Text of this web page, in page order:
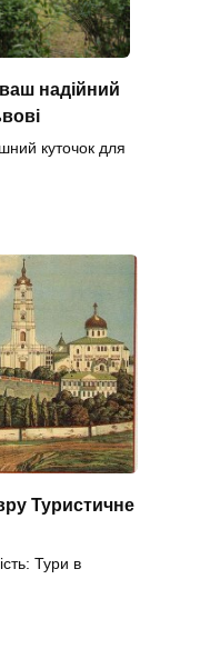
надійний
куточок для
Туристичне
Тури в